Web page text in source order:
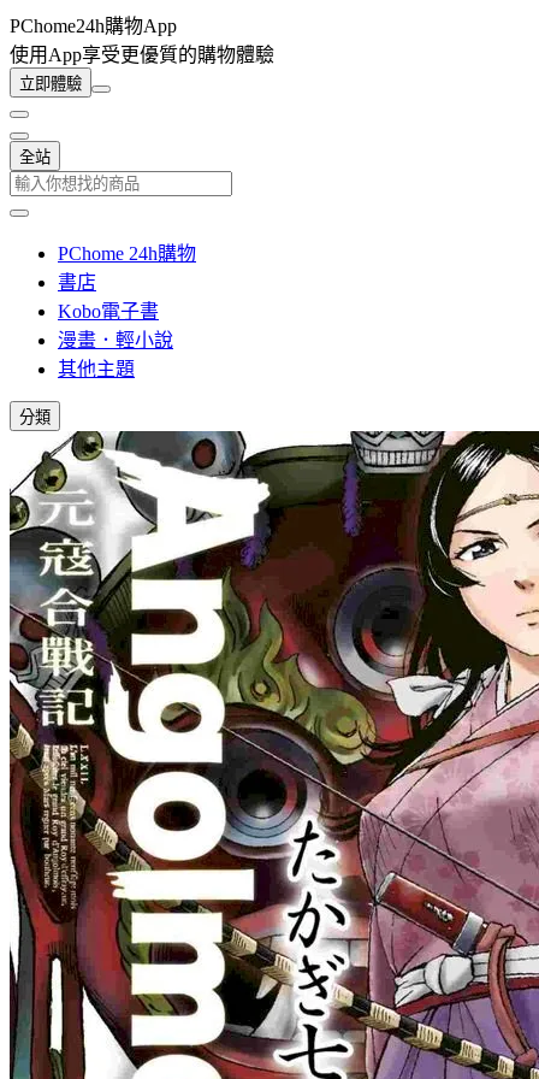
PChome24h購物App
使用App享受更優質的購物體驗
立即體驗
全站
PChome 24h購物
書店
Kobo電子書
漫畫．輕小說
其他主題
分類